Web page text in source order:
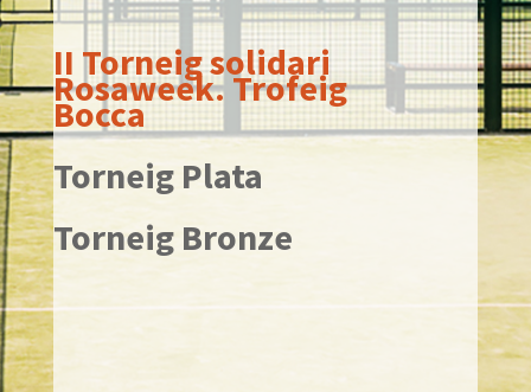
II Torneig solidari
Rosaweek.Trofeig
Bocca
Torneig Plata
Torneig Bronze